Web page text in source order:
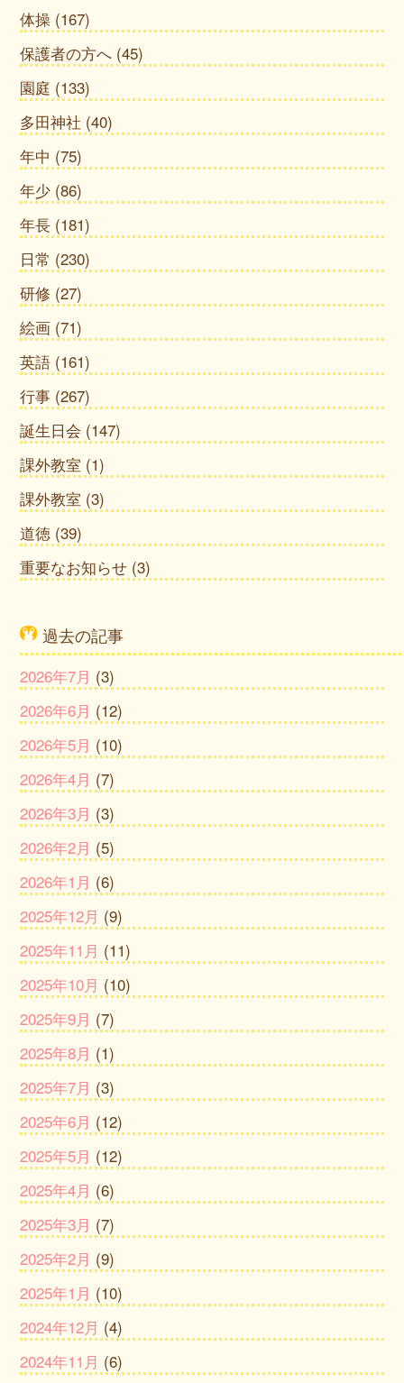
体操 (167)
保護者の方へ (45)
園庭 (133)
多田神社 (40)
年中 (75)
年少 (86)
年長 (181)
日常 (230)
研修 (27)
絵画 (71)
英語 (161)
行事 (267)
誕生日会 (147)
課外教室 (1)
課外教室 (3)
道徳 (39)
重要なお知らせ (3)
過去の記事
2026年7月 (3)
2026年6月 (12)
2026年5月 (10)
2026年4月 (7)
2026年3月 (3)
2026年2月 (5)
2026年1月 (6)
2025年12月 (9)
2025年11月 (11)
2025年10月 (10)
2025年9月 (7)
2025年8月 (1)
2025年7月 (3)
2025年6月 (12)
2025年5月 (12)
2025年4月 (6)
2025年3月 (7)
2025年2月 (9)
2025年1月 (10)
2024年12月 (4)
2024年11月 (6)